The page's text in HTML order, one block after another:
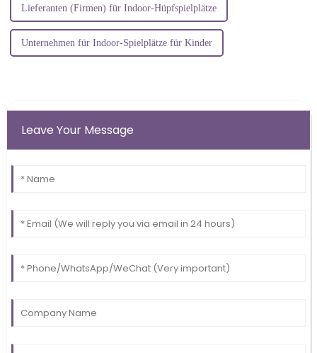
Lieferanten (Firmen) für Indoor-Hüpfspielplätze
Unternehmen für Indoor-Spielplätze für Kinder
Leave Your Message